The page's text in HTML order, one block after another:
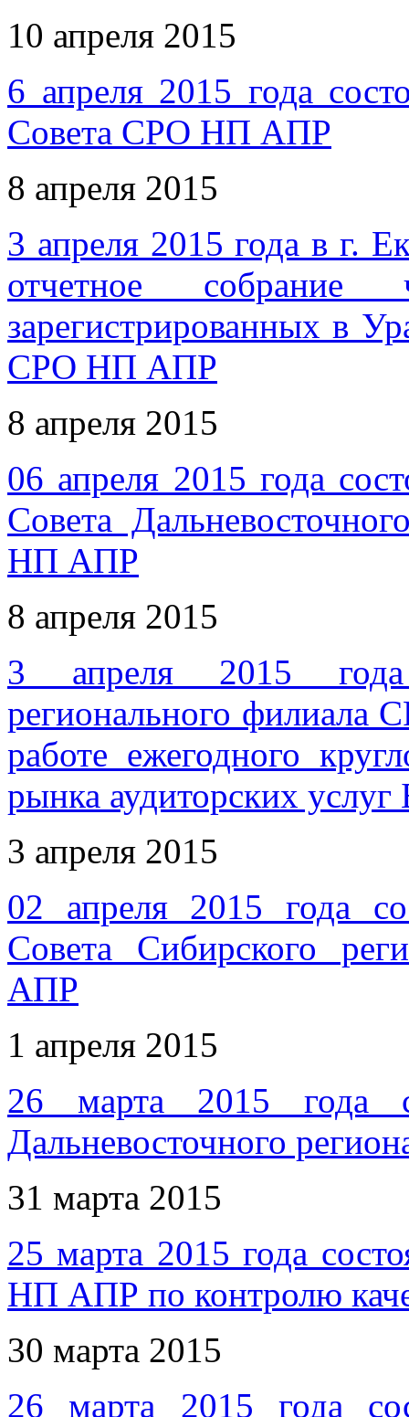
10 апреля 2015
6 апреля 2015 года
Совета СРО НП АПР
8 апреля 2015
3 апреля 2015 года в г.
отчетное
зарегистрированных в
СРО НП АПР
8 апреля 2015
06 апреля 2015 года
Совета
НП АПР
8 апреля 2015
3 апреля 2015 года
регионального
работе ежегодного
рынка аудиторских
3 апреля 2015
02 апреля 2015 года
Совета Сибирского
АПР
1 апреля 2015
26 марта 2015 года
Дальневосточного
31 марта 2015
25 марта 2015 года
НП АПР по контролю
30 марта 2015
26 марта 2015 года